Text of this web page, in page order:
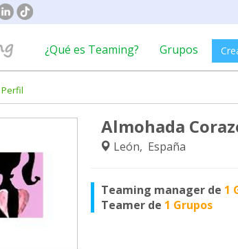
¿Qué es Teaming? Grupos
Almohada
León, España
Teaming manager de 1
Teamer de 1 Grupos